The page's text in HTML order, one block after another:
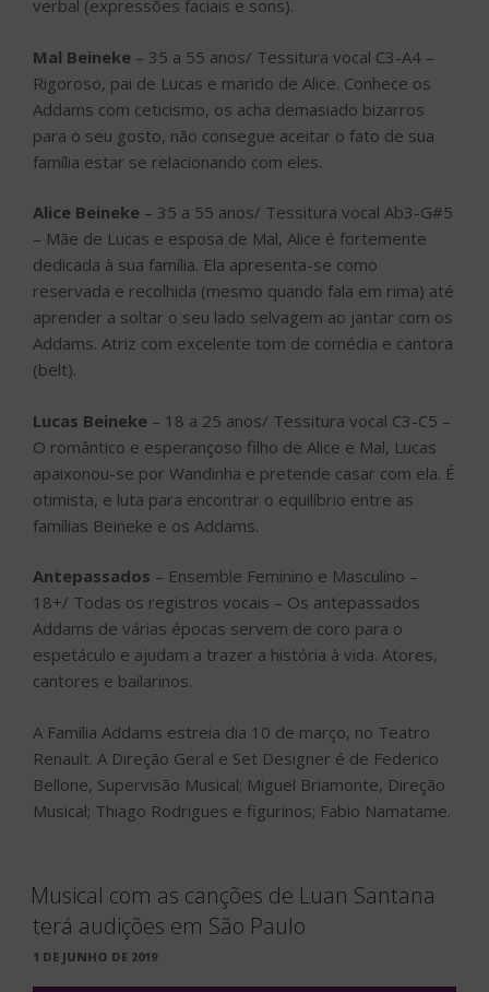
verbal (expressões faciais e sons).
Mal Beineke – 35 a 55 anos/ Tessitura vocal C3-A4 –
Rigoroso, pai de Lucas e marido de Alice. Conhece os
Addams com ceticismo, os acha demasiado bizarros
para o seu gosto, não consegue aceitar o fato de sua
família estar se relacionando com eles.
Alice Beineke – 35 a 55 anos/ Tessitura vocal Ab3-G#5
– Mãe de Lucas e esposa de Mal, Alice é fortemente
dedicada à sua família. Ela apresenta-se como
reservada e recolhida (mesmo quando fala em rima) até
aprender a soltar o seu lado selvagem ao jantar com os
Addams. Atriz com excelente tom de comédia e cantora
(belt).
Lucas Beineke – 18 a 25 anos/ Tessitura vocal C3-C5 –
O romântico e esperançoso filho de Alice e Mal, Lucas
apaixonou-se por Wandinha e pretende casar com ela. É
otimista, e luta para encontrar o equilíbrio entre as
famílias Beineke e os Addams.
Antepassados – Ensemble Feminino e Masculino –
18+/ Todas os registros vocais – Os antepassados
Addams de várias épocas servem de coro para o
espetáculo e ajudam a trazer a história à vida. Atores,
cantores e bailarinos.
A Família Addams estreia dia 10 de março, no Teatro
Renault. A Direção Geral e Set Designer é de Federico
Bellone, Supervisão Musical; Miguel Briamonte, Direção
Musical; Thiago Rodrigues e figurinos; Fabio Namatame.
Musical com as canções de Luan Santana
terá audições em São Paulo
PUBLICADO
1 DE JUNHO DE 2019